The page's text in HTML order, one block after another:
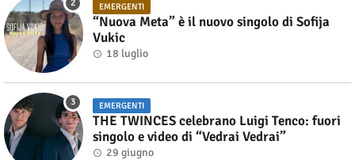
EMERGENTI
“Nuova Meta” è il nuovo singolo di Sofija
Vukic
18 luglio
EMERGENTI
THE TWINCES celebrano Luigi Tenco: fuori
singolo e video di “Vedrai Vedrai”
29 giugno